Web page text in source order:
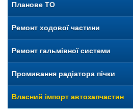
Планове ТО
Ремонт ходової частини
Ремонт гальмівної системи
Промивання радіатора пічки
Власний імпорт автозапчастин